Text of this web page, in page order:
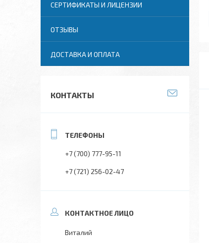
СЕРТИФИКАТЫ И ЛИЦЕНЗИИ
ОТЗЫВЫ
ДОСТАВКА И ОПЛАТА
КОНТАКТЫ
+7 (700) 777-95-11
+7 (721) 256-02-47
Виталий